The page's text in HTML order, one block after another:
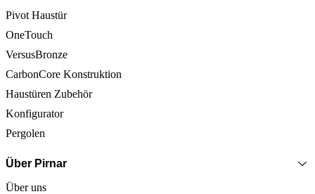
Pivot Haustür
OneTouch
VersusBronze
CarbonCore Konstruktion
Haustüren Zubehör
Konfigurator
Pergolen
Über Pirnar
Über uns